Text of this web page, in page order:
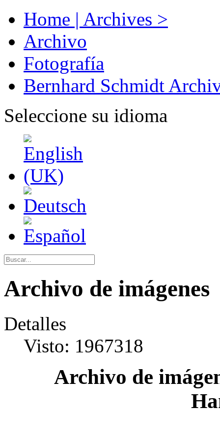
Home | Archives >
Archivo
Fotografía
Bernhard Schmidt
Seleccione su idioma
Archivo de imágenes
Detalles
Visto: 1967318
Archivo de